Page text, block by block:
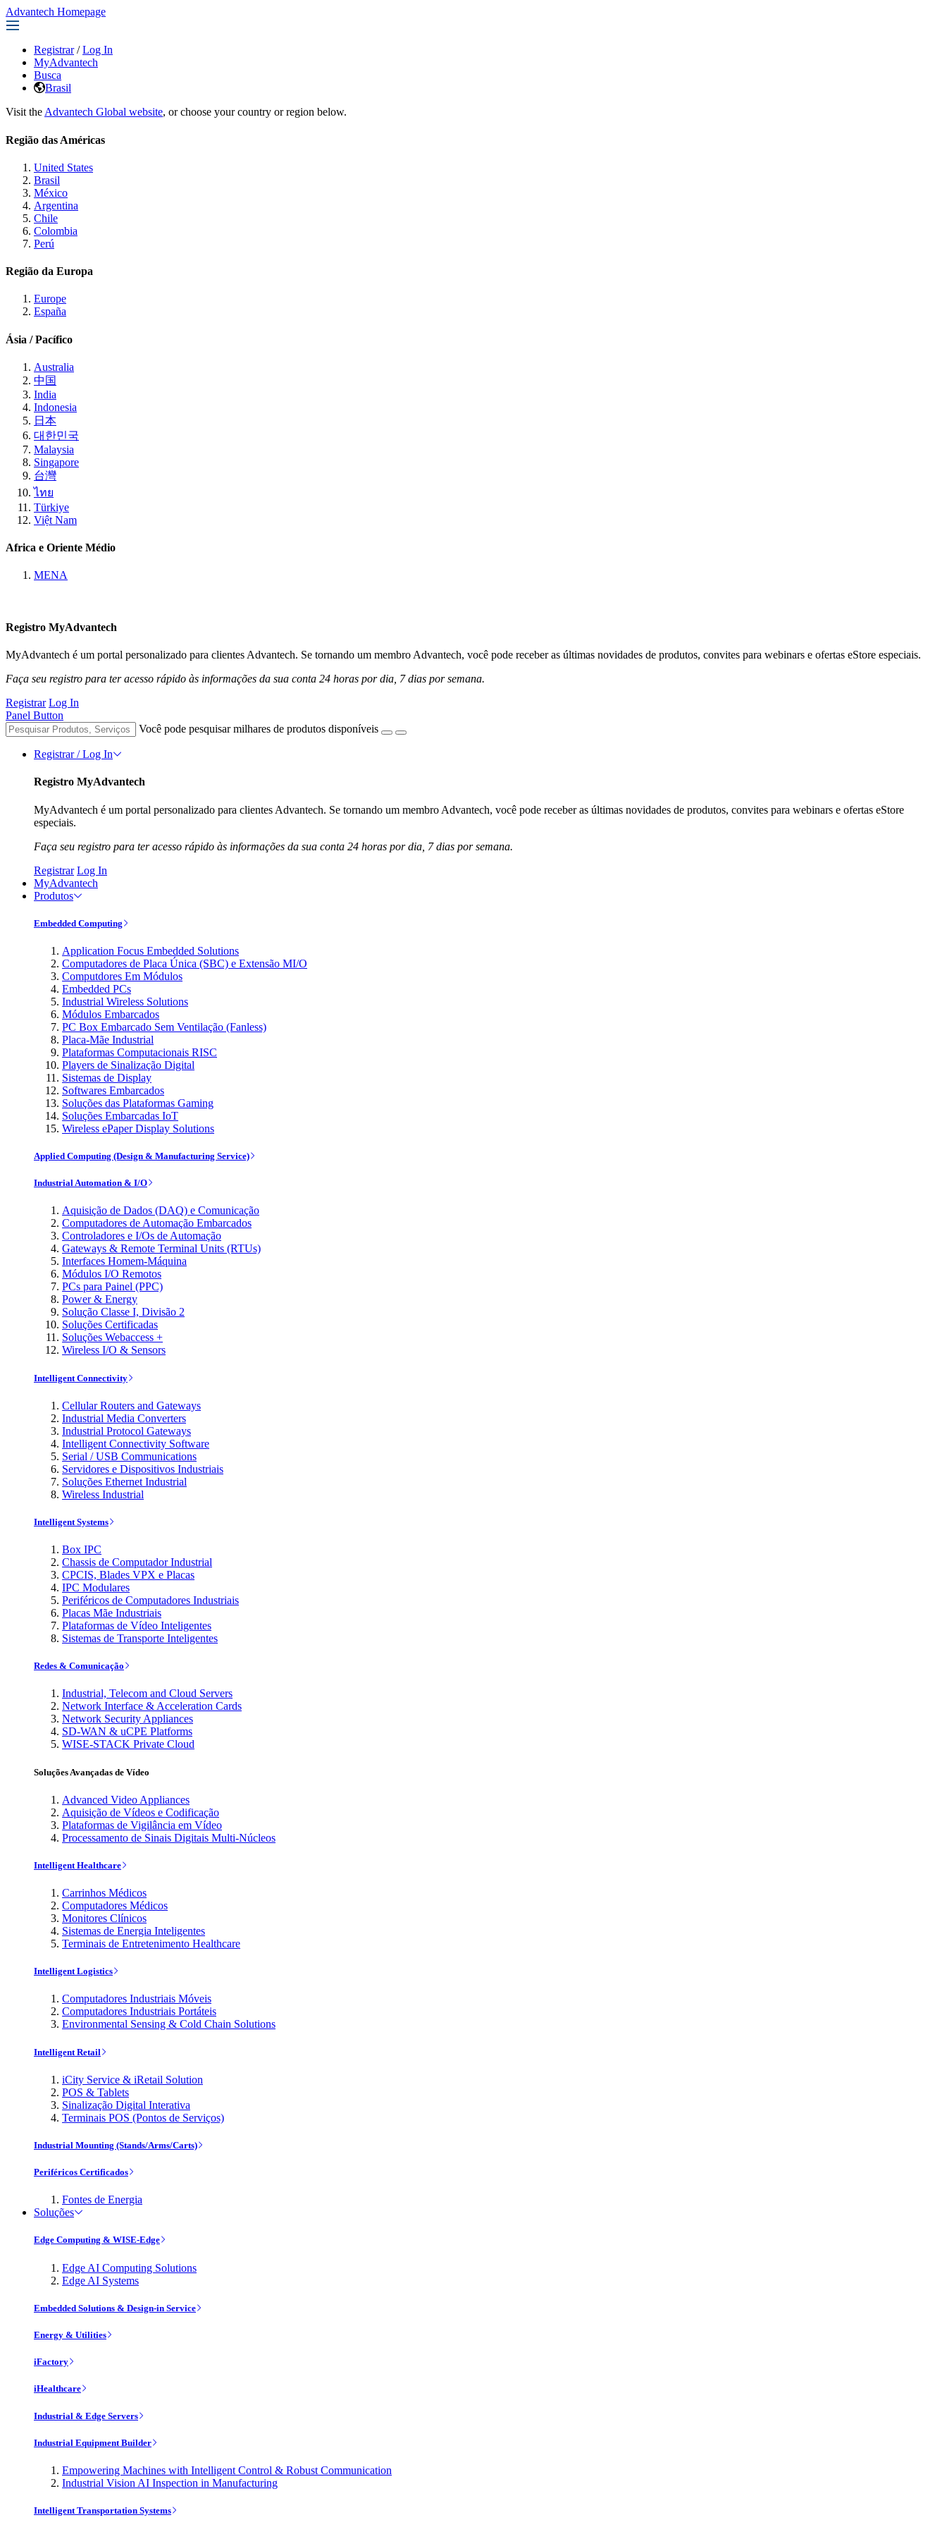
Advantech Homepage
Registrar / Log In
MyAdvantech
Busca
Brasil
Visit the Advantech Global website, or choose your country or region below.
Região das Américas
United States
Brasil
México
Argentina
Chile
Colombia
Perú
Região da Europa
Europe
España
Ásia / Pacífico
Australia
中国
India
Indonesia
日本
대한민국
Malaysia
Singapore
台灣
ไทย
Türkiye
Việt Nam
Africa e Oriente Médio
MENA
Registro MyAdvantech
MyAdvantech é um portal personalizado para clientes Advantech. Se tornando um membro Advantech, você pode receber as últimas novidades de produtos, convites para webinars e ofertas eStore especiais.
Faça seu registro para ter acesso rápido às informações da sua conta 24 horas por dia, 7 dias por semana.
Registrar Log In
Panel Button
Você pode pesquisar milhares de produtos disponíveis
Registrar / Log In
Registro MyAdvantech
MyAdvantech é um portal personalizado para clientes Advantech. Se tornando um membro Advantech, você pode receber as últimas novidades de produtos, convites para webinars e ofertas eStore
especiais.
Faça seu registro para ter acesso rápido às informações da sua conta 24 horas por dia, 7 dias por semana.
Registrar Log In
MyAdvantech
Produtos
Embedded Computing
Application Focus Embedded Solutions
Computadores de Placa Única (SBC) e Extensão MI/O
Computdores Em Módulos
Embedded PCs
Industrial Wireless Solutions
Módulos Embarcados
PC Box Embarcado Sem Ventilação (Fanless)
Placa-Mãe Industrial
Plataformas Computacionais RISC
Players de Sinalização Digital
Sistemas de Display
Softwares Embarcados
Soluções das Plataformas Gaming
Soluções Embarcadas IoT
Wireless ePaper Display Solutions
Applied Computing (Design & Manufacturing Service)
Industrial Automation & I/O
Aquisição de Dados (DAQ) e Comunicação
Computadores de Automação Embarcados
Controladores e I/Os de Automação
Gateways & Remote Terminal Units (RTUs)
Interfaces Homem-Máquina
Módulos I/O Remotos
PCs para Painel (PPC)
Power & Energy
Solução Classe I, Divisão 2
Soluções Certificadas
Soluções Webaccess +
Wireless I/O & Sensors
Intelligent Connectivity
Cellular Routers and Gateways
Industrial Media Converters
Industrial Protocol Gateways
Intelligent Connectivity Software
Serial / USB Communications
Servidores e Dispositivos Industriais
Soluções Ethernet Industrial
Wireless Industrial
Intelligent Systems
Box IPC
Chassis de Computador Industrial
CPCIS, Blades VPX e Placas
IPC Modulares
Periféricos de Computadores Industriais
Placas Mãe Industriais
Plataformas de Vídeo Inteligentes
Sistemas de Transporte Inteligentes
Redes & Comunicação
Industrial, Telecom and Cloud Servers
Network Interface & Acceleration Cards
Network Security Appliances
SD-WAN & uCPE Platforms
WISE-STACK Private Cloud
Soluções Avançadas de Vídeo
Advanced Video Appliances
Aquisição de Vídeos e Codificação
Plataformas de Vigilância em Vídeo
Processamento de Sinais Digitais Multi-Núcleos
Intelligent Healthcare
Carrinhos Médicos
Computadores Médicos
Monitores Clínicos
Sistemas de Energia Inteligentes
Terminais de Entretenimento Healthcare
Intelligent Logistics
Computadores Industriais Móveis
Computadores Industriais Portáteis
Environmental Sensing & Cold Chain Solutions
Intelligent Retail
iCity Service & iRetail Solution
POS & Tablets
Sinalização Digital Interativa
Terminais POS (Pontos de Serviços)
Industrial Mounting (Stands/Arms/Carts)
Periféricos Certificados
Fontes de Energia
Soluções
Edge Computing & WISE-Edge
Edge AI Computing Solutions
Edge AI Systems
Embedded Solutions & Design-in Service
Energy & Utilities
iFactory
iHealthcare
Industrial & Edge Servers
Industrial Equipment Builder
Empowering Machines with Intelligent Control & Robust Communication
Industrial Vision AI Inspection in Manufacturing
Intelligent Transportation Systems